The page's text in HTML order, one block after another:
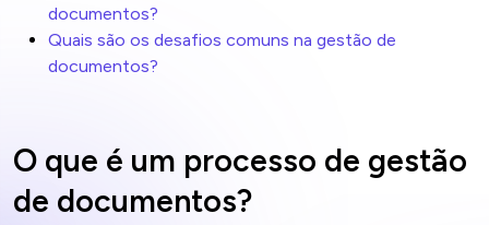
documentos?
Quais são os desafios comuns na gestão de
documentos?
O que é um processo de gestão
de documentos?